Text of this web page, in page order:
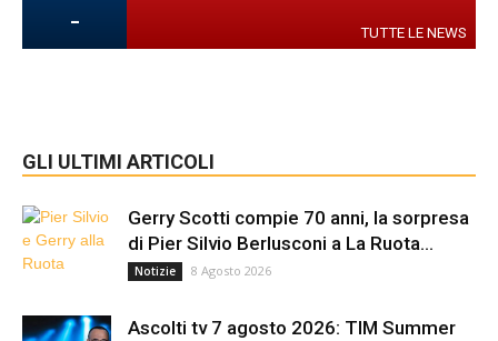
- TUTTE LE NEWS
GLI ULTIMI ARTICOLI
Gerry Scotti compie 70 anni, la sorpresa
di Pier Silvio Berlusconi a La Ruota...
Notizie 8 Agosto 2026
Ascolti tv 7 agosto 2026: TIM Summer